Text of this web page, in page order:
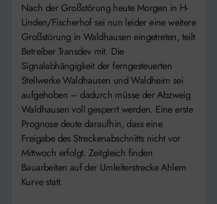
Nach der Großstörung heute Morgen in H-
Linden/Fischerhof sei nun leider eine weitere
Großstörung in Waldhausen eingetreten, teilt
Betreiber Transdev mit. Die
Signalabhängigkeit der ferngesteuerten
Stellwerke Waldhausen und Waldheim sei
aufgehoben – dadurch müsse der Abzweig
Waldhausen voll gesperrt werden. Eine erste
Prognose deute daraufhin, dass eine
Freigabe des Streckenabschnitts nicht vor
Mittwoch erfolgt. Zeitgleich finden
Bauarbeiten auf der Umleiterstrecke Ahlem
Kurve statt.